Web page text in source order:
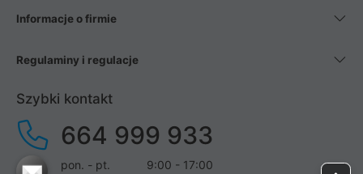
Informacje o firmie
Regulaminy i regulacje
Szybki kontakt
664 999 933
pon. - pt.
9:00 - 17:00